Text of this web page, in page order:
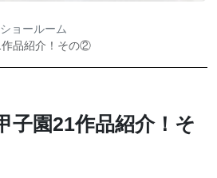
ョールーム
作品紹介！その②
子園21作品紹介！そ